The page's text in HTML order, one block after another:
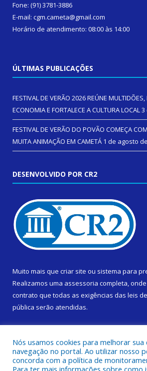
Fone: (91) 3781-3886
E-mail: cgm.cameta@gmail.com
Horário de atendimento: 08:00 às 14:00
ÚLTIMAS PUBLICAÇÕES
FESTIVAL DE VERÃO 2026 REÚNE
ECONOMIA E FORTALECE A CULTURA LOCAL3
FESTIVAL DE VERÃO DO POVÃO COMEÇA
MUITA ANIMAÇÃO EM CAMETÁ 1 de agosto
DESENVOLVIDO POR CR2
Muito mais que criar site ou sistema para
Realizamos uma assessoria completa,
contrato que todas as exigências das leis
pública serão atendidas.
Nós usamos cookies para melhorar sua
navegação no portal. Ao utilizar nosso
concorda com a política de
Para ter mais informações sobre como